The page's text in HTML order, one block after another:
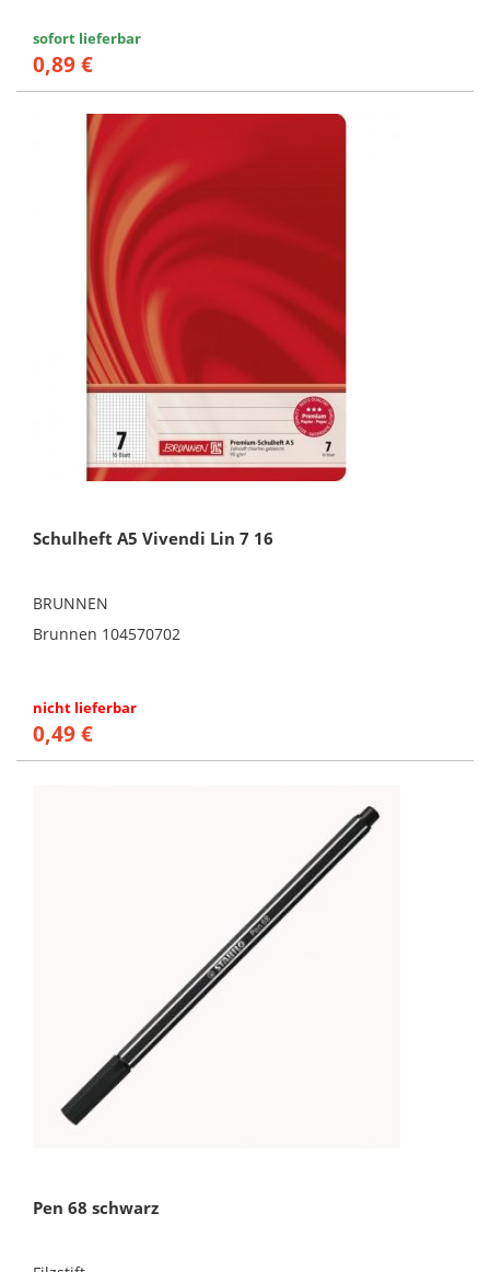
sofort lieferbar
0,89 €
Schulheft A5 Vivendi Lin 7 16
BRUNNEN
Brunnen 104570702
nicht lieferbar
0,49 €
Pen 68 schwarz